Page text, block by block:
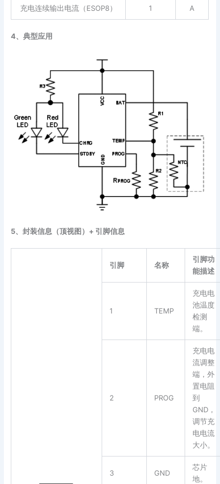
充电连续输出电流（ESOP8） 1 A
4、典型应用
5、封装信息（顶视图）+ 引脚信息
引脚 名称
引脚功
能描述
1 TEMP
充电电
池温度
检测
端。
2 PROG
充电电
流调整
端，外
置电阻
到
GND，
调节充
电电流
大小。
3 GND
芯片
地。